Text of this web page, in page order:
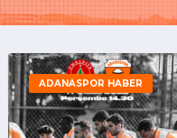
ADANASPOR HABER